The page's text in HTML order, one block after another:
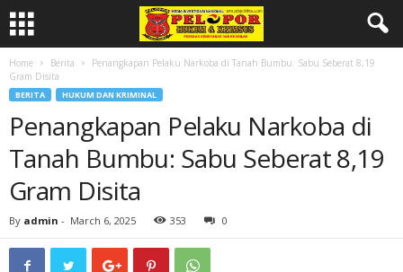
Home Berita
Penangkapan Pelaku Narkoba di Tanah Bumbu: Sabu Seberat 8,19
Gram Disita
BERITA HUKUM DAN KRIMINAL
Penangkapan Pelaku Narkoba di
Tanah Bumbu: Sabu Seberat 8,19
Gram Disita
By admin - March 6, 2025 353 0